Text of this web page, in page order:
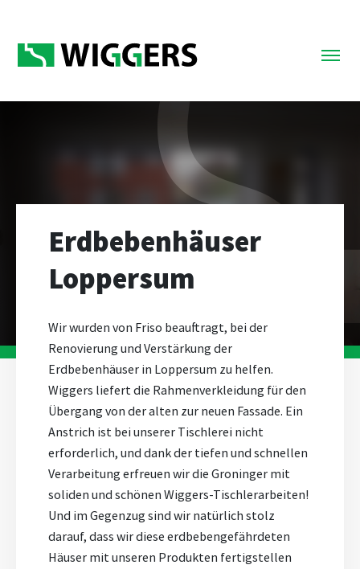
Erdbebenhäuser
Loppersum
Wir wurden von Friso beauftragt, bei der
Renovierung und Verstärkung der
Erdbebenhäuser in Loppersum zu helfen.
Wiggers liefert die Rahmenverkleidung für den
Übergang von der alten zur neuen Fassade. Ein
Anstrich ist bei unserer Tischlerei nicht
erforderlich, und dank der tiefen und schnellen
Verarbeitung erfreuen wir die Groninger mit
soliden und schönen Wiggers-Tischlerarbeiten!
Und im Gegenzug sind wir natürlich stolz
darauf, dass wir diese erdbebengefährdeten
Häuser mit unseren Produkten fertigstellen